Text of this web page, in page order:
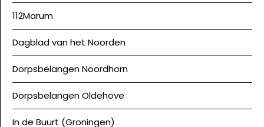
112Marum
Dagblad van het Noorden
Dorpsbelangen Noordhorn
Dorpsbelangen Oldehove
In de Buurt (Groningen)